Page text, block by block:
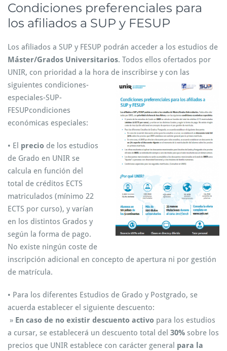
Condiciones preferenciales para
los afiliados a SUP y FESUP
Los afiliados a SUP y FESUP podrán acceder a los estudios de
Máster/Grados Universitarios. Todos ellos ofertados por
UNIR, con prioridad a la hora de inscribirse y con las
siguientes condiciones-
especiales-SUP-
FESUPcondiciones
económicas especiales:
• El precio de los estudios
de Grado en UNIR se
calcula en función del
total de créditos ECTS
matriculados (mínimo 22
ECTS por curso), y varían
en los distintos Grados y
según la forma de pago.
No existe ningún coste de
inscripción adicional en concepto de apertura ni por gestión
de matrícula.
• Para los diferentes Estudios de Grado y Postgrado, se
acuerda establecer el siguiente descuento:
» En caso de no existir descuento activo para los estudios
a cursar, se establecerá un descuento total del 30% sobre los
precios que UNIR establece con carácter general para la